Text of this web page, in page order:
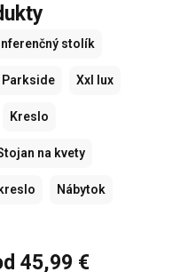
stolík
Parkside Xxl lux
Kreslo
na kvety
Nábytok
45,99 €